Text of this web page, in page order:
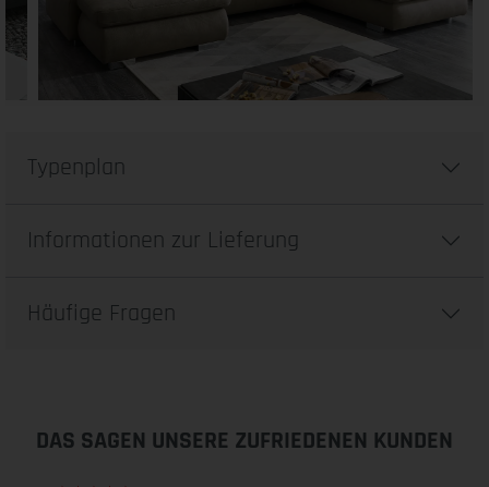
Typenplan
Informationen zur Lieferung
Häufige Fragen
DAS SAGEN UNSERE ZUFRIEDENEN KUNDEN